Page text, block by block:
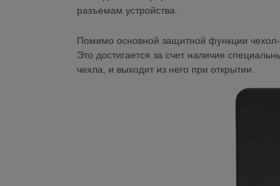
разъемам устройства.
Помимо основной защитной функции
Это достигается за счет наличия
чехла, и выходит из него при открытии.